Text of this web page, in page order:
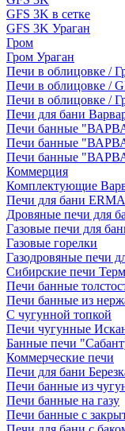
GFS 3K в сетке
GFS 3K Ураган
Гром
Гром Ураган
Печи в облицовке /
Печи в облицовке /
Печи в облицовке /
Печи для бани
Печи банные
Печи банные
Печи банные
Коммерция
Комплектующие
Печи для бани
Дровяные печи для
Газовые печи для
Газовые горелки
Газодровяные печи
Сибирские печи
Печи банные
Печи банные из
С чугунной топкой
Печи чугунные
Банные печи
Коммерческие печи
Печи для бани
Печи банные из
Печи банные на газу
Печи банные с